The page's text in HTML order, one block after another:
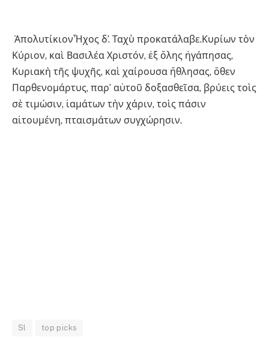
ἈπολυτίκιονἮχος δ’. Ταχὺ προκατάλαβε.Κυρίων τὸν
Κύριον, καὶ Βασιλέα Χριστόν, ἐξ ὅλης ἠγάπησας,
Κυριακὴ τῆς ψυχῆς, καὶ χαίρουσα ἤθλησας, ὅθεν
Παρθενομάρτυς, παρ’ αὐτοῦ δοξασθεῖσα, βρύεις τοὶς
σὲ τιμώσιν, ἰαμάτων τὴν χάριν, τοὶς πάσιν
αἰτουμένη, πταισμάτων συγχώρησιν.
Sl top picks